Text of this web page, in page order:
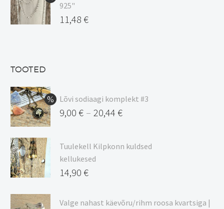
17,00 €.
on:
15,00 €.
925"
Algne
11,48 €
TOOTED
Lõvi sodiaagi komplekt #3
9,00 € – 20,44 €
9,00 €
kuni
20,44 €
Tuulekell Kilpkonn kuldsed
kellukesed
14,90 €
Valge nahast käevõru/rihm roosa kvartsiga |